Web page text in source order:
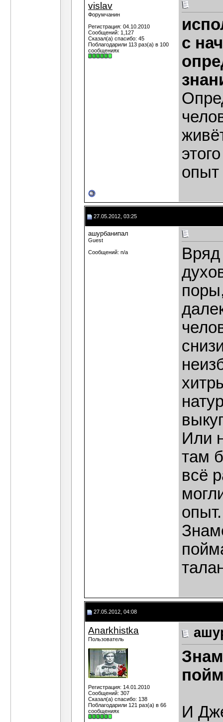
vislav
Форумчанин
Регистрация: 04.10.2010
Сообщений: 1,127
Сказал(а) спасибо: 45
Поблагодарили 113 раз(а) в 100
сообщениях
с
опыт
27.05.2012, 03:25
ашурбанипал
Guest
Сообщений: n/a
Или
там
всё
опыт.
27.05.2012, 04:08
Anarkhistka
Пользователь
Регистрация: 14.01.2010
Сообщений: 307
Сказал(а) спасибо: 138
Поблагодарили 121 раз(а) в 66
сообщениях
И